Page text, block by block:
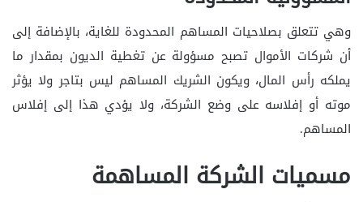
وهي تتعلق بصلاحيات المساهم المحدودة للغاية، بالإضافة إلى
أن شركات الأموال تصبح مسؤولة عن تغطية الديون بمقدار ما
يملكه رأس المال، ويكون الشريك المساهم ليس بتاجر ولا يؤثر
موته أو إفلاسه على وضع الشركة، ولا يؤدي هذا إلى إفلاس
المساهم.
مسميات الشركة المساهمة